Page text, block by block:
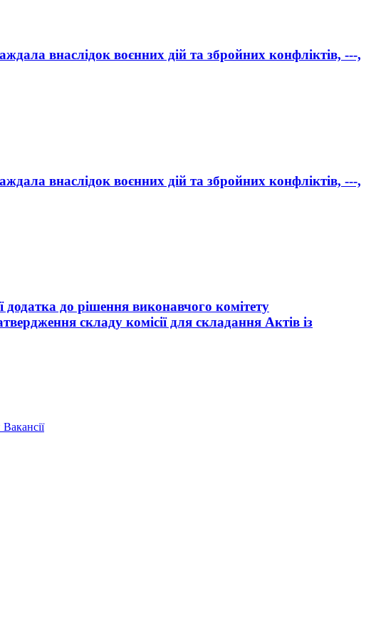
внаслідок воєнних дій та збройних конфліктів, ---,
внаслідок воєнних дій та збройних конфліктів, ---,
до рішення виконавчого комітету
складу комісії для складання Актів із
Вакансії